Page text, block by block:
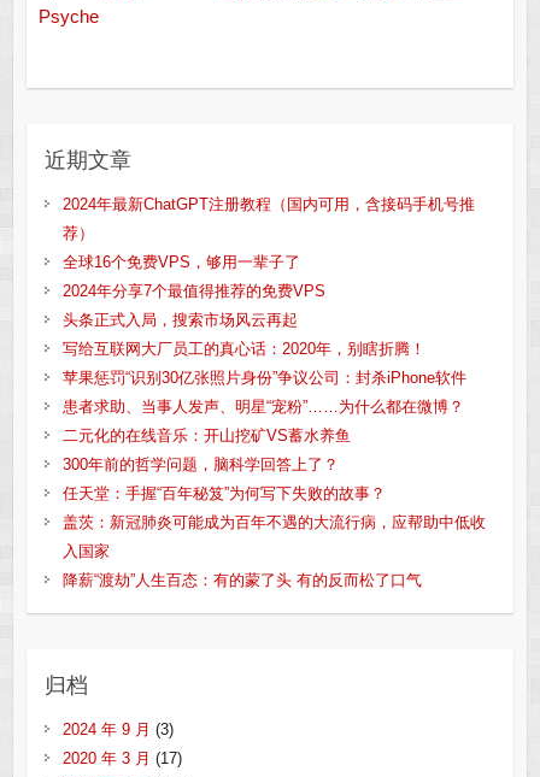
Psyche
近期文章
2024年最新ChatGPT注册教程（国内可用，含接码手机号推
荐）
全球16个免费VPS，够用一辈子了
2024年分享7个最值得推荐的免费VPS
头条正式入局，搜索市场风云再起
写给互联网大厂员工的真心话：2020年，别瞎折腾！
苹果惩罚“识别30亿张照片身份”争议公司：封杀iPhone软件
患者求助、当事人发声、明星“宠粉”……为什么都在微博？
二元化的在线音乐：开山挖矿VS蓄水养鱼
300年前的哲学问题，脑科学回答上了？
任天堂：手握“百年秘笈”为何写下失败的故事？
盖茨：新冠肺炎可能成为百年不遇的大流行病，应帮助中低收
入国家
降薪“渡劫”人生百态：有的蒙了头 有的反而松了口气
归档
2024 年 9 月 (3)
2020 年 3 月 (17)